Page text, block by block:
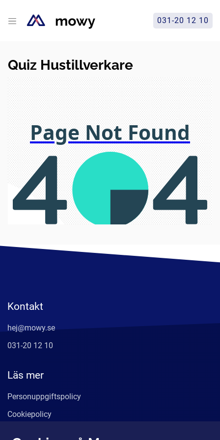
031-20 12 10
Quiz Hustillverkare
Kontakt
hej@mowy.se
031-20 12 10
Läs mer
Personuppgiftspolicy
Cookiepolicy